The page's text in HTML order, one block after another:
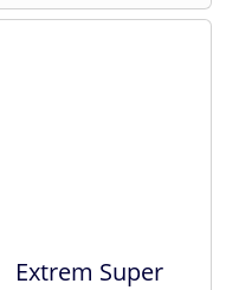
Extrem Super